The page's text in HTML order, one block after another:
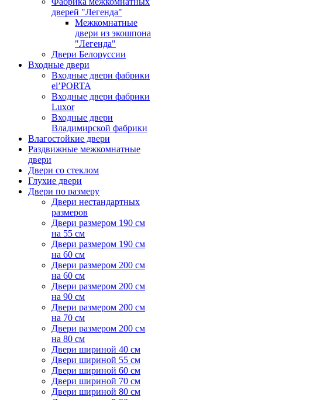
дверей "Легенда"
Межкомнатные
двери из экошпона
"Легенда"
Двери Белоруссии
Входные двери
Входные двери фабрики
el’PORTA
Входные двери фабрики
Luxor
Входные двери
Владимирской фабрики
Влагостойкие двери
Раздвижные межкомнатные
двери
Двери со стеклом
Глухие двери
Двери по размеру
Двери нестандартных
размеров
Двери размером 190 см
на 55 см
Двери размером 190 см
на 60 см
Двери размером 200 см
на 60 см
Двери размером 200 см
на 90 см
Двери размером 200 см
на 70 см
Двери размером 200 см
на 80 см
Двери шириной 40 см
Двери шириной 55 см
Двери шириной 60 см
Двери шириной 70 см
Двери шириной 80 см